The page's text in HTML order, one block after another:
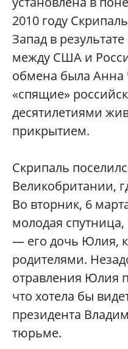
2010 году
Запад в
между США и
обмена была Анна
«спящие»
десятилетиями
прикрытием.
Скрипаль
Великобритании,
Во вторник, 6
молодая
— его дочь Юлия,
родителями.
отравления Юлия
что хотела бы
президента
тюрьме.